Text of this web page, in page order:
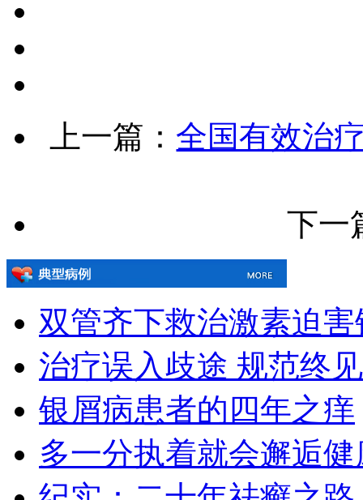
上一篇： 全国有效治
下一
双管齐下救治激素迫
治疗误入歧途 规范终
银屑病患者的四年之痒
多一分执着就会邂逅健